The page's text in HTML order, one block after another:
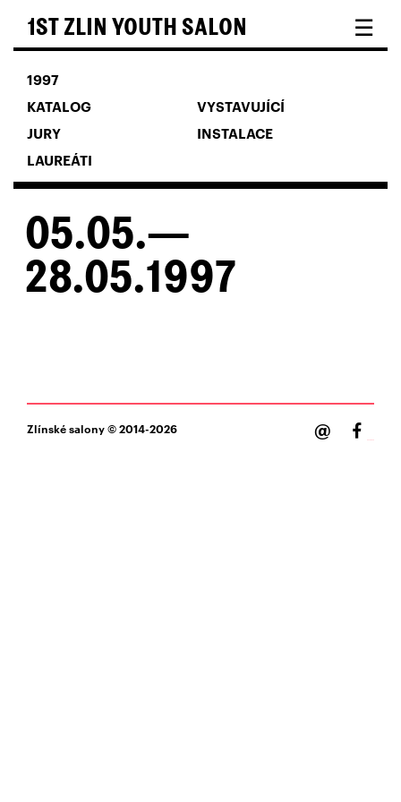
1ST ZLIN YOUTH SALON ☰
1997
KATALOG
VYSTAVUJÍCÍ
JURY
INSTALACE
LAUREÁTI
05.05.—
28.05.1997
Zlínské salony© 2014-2026 @